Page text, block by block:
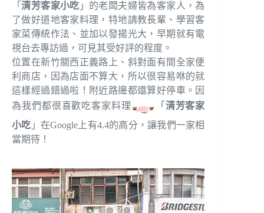
「清芳客家小吃 」的老闆夫婦皆為客家人，為
了做好道地客家料理，特地請教長輩、學習客
家菜傳統作法、並加以發揚光大，早期就有電
視台去專訪過，可見其受好評的程度。
位置在新竹關西正義路上、斜對面有間全家便
利商店，因為店面不算大，所以很容易咻的就
這樣經過錯過啦！附近路邊都還算好停車。因
為我們都很喜歡吃客家料理
「 清芳客家
小吃 」在Google上有4.4的高分，讓我們一家相
當期待！